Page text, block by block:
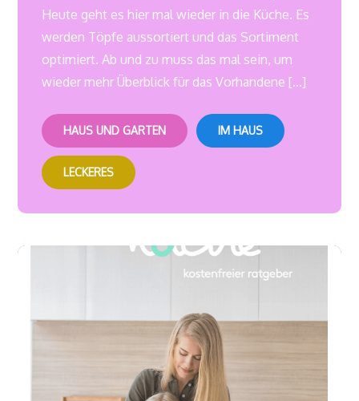
Heute geht es hier mal wieder in die Küche. Es
werden Töpfe aussortiert und das Sortiment
optimiert. Ab und zu muss das mal sein, um
wieder mehr Überblick für das Vorhandene […]
HAUS UND GARTEN IM HAUS
LECKERES